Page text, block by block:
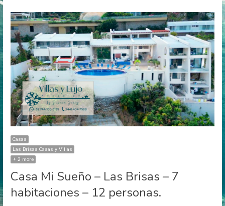
Casas
Las Brisas Casas y Villas
+ 2 more
Casa Mi Sueño – Las Brisas – 7
habitaciones – 12 personas.